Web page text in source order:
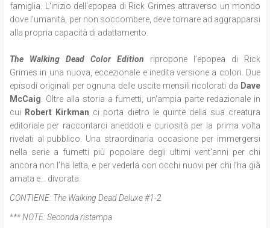
famiglia. L'inizio dell'epopea di Rick Grimes attraverso un mondo
dove l'umanità, per non soccombere, deve tornare ad aggrapparsi
alla propria capacità di adattamento.
The Walking Dead Color Edition ripropone l’epopea di Rick
Grimes in una nuova, eccezionale e inedita versione a colori. Due
episodi originali per ognuna delle uscite mensili ricolorati da Dave
McCaig . Oltre alla storia a fumetti, un'ampia parte redazionale in
cui
Robert Kirkman ci porta dietro le quinte della sua creatura
editoriale per raccontarci aneddoti e curiosità per la prima volta
rivelati al pubblico. Una straordinaria occasione per immergersi
nella serie a fumetti più popolare degli ultimi vent'anni per chi
ancora non l’ha letta, e per vederla con occhi nuovi per chi l’ha già
amata e... divorata.
CONTIENE: The Walking Dead Deluxe #1-2
*** NOTE:Seconda ristampa